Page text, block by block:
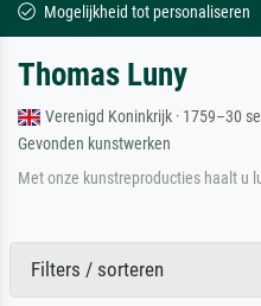
Mogelijkheid tot personaliseren
Thomas Luny
Verenigd Koninkrijk · 1759–30
Gevonden kunstwerken
Met onze kunstreproducties haalt u
Filters / sorteren